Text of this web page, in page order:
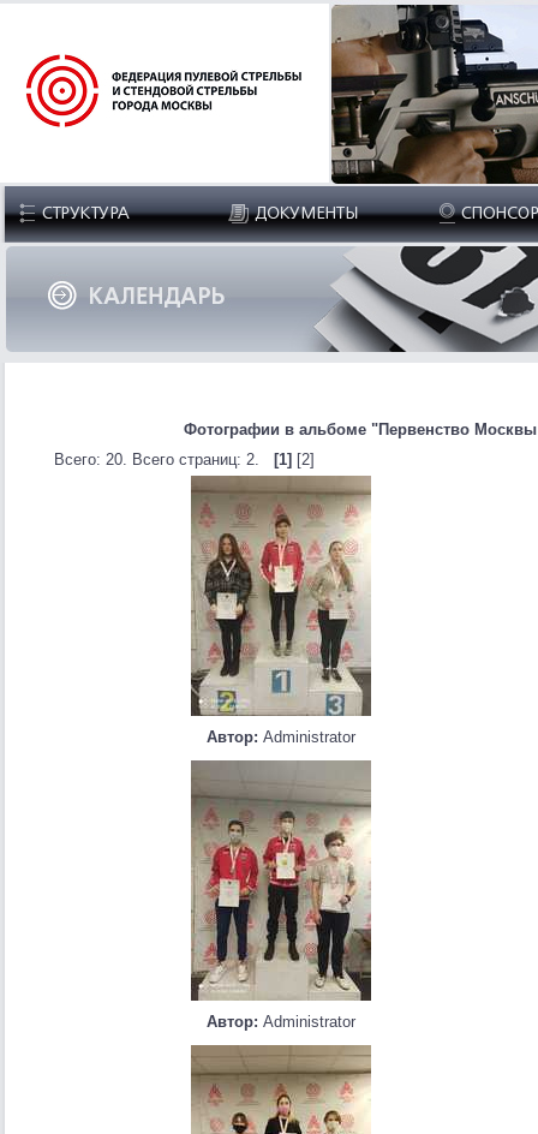
Фотографии в альбоме "Первенство Москвы
Всего: 20. Всего страниц: 2.
[1] [2]
Автор: Administrator
Автор: Administrator